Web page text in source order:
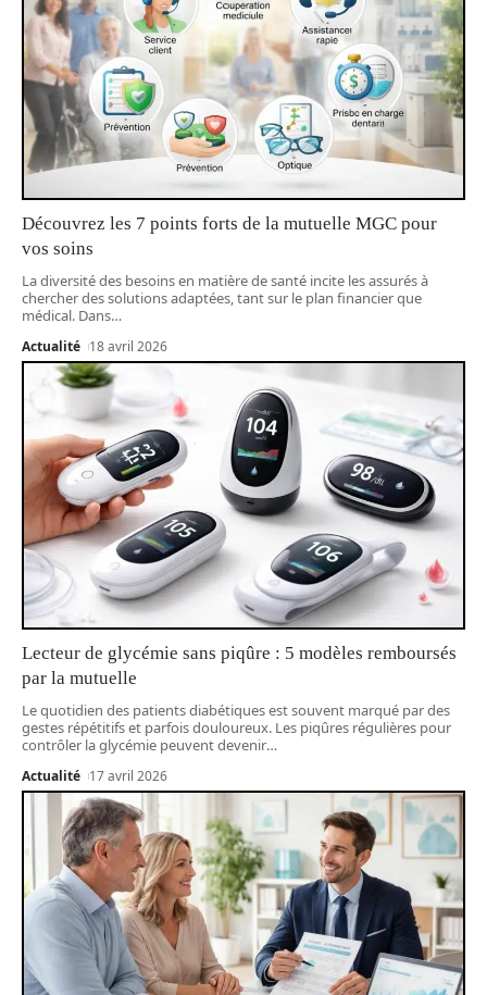
Découvrez les 7 points forts de la mutuelle MGC pour
vos soins
La diversité des besoins en matière de santé incite les assurés à
chercher des solutions adaptées, tant sur le plan financier que
médical. Dans…
Actualité 18 avril 2026
Lecteur de glycémie sans piqûre : 5 modèles remboursés
par la mutuelle
Le quotidien des patients diabétiques est souvent marqué par des
gestes répétitifs et parfois douloureux. Les piqûres régulières pour
contrôler la glycémie peuvent devenir…
Actualité 17 avril 2026